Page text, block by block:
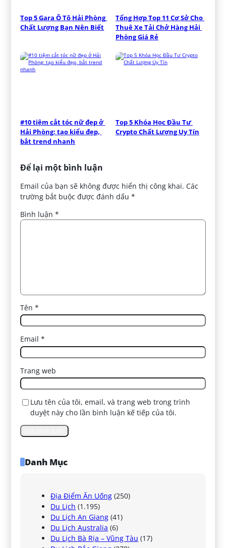
Top 5 Gara Ô Tô Hải Phòng
Chất Lượng Bạn Nên Biết
Tổng Hợp Top 11 Cơ Sở Cho
Thuê Xe Tải Chở Hàng Hải
Phòng Giá Rẻ
#10 tiệm cắt tóc nữ đẹp ở
Hải Phòng: tạo kiểu đẹp,
bắt trend nhanh
Top 5 Khóa Học Đầu Tư
Crypto Chất Lượng Uy Tín
Để lại một bình luận
Email của bạn sẽ không được hiển thị công khai. Các
trường bắt buộc được đánh dấu*
Bình luận*
Tên*
Email*
Trang web
Lưu tên của tôi, email, và trang web trong trình
duyệt này cho lần bình luận kế tiếp của tôi.
Danh Mục
Địa Điểm Ăn Uống (250)
Du Lịch (1.195)
Du Lịch An Giang (41)
Du Lịch Australia (6)
Du Lịch Bà Rịa – Vũng Tàu (17)